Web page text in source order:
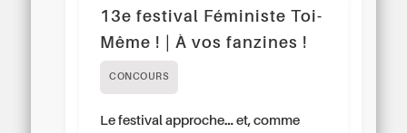
13e festival Féministe Toi-
Même ! | À vos fanzines !
CONCOURS
Le festival approche… et, comme